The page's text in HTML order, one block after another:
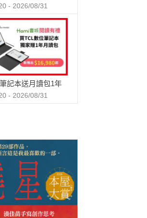
- 2026/08/31
記本送月讀包1年
- 2026/08/31